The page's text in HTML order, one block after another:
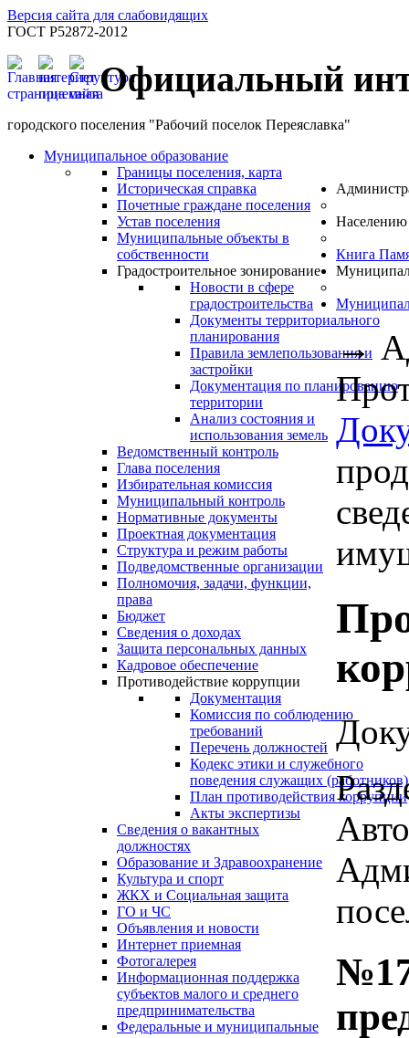
Версия сайта для слабовидящих
ГОСТ Р52872-2012
Официальный
городского поселения "Рабочий поселок Переяславка"
Муниципальное образование
Границы поселения, карта
Историческая справка
Почетные граждане поселения
Устав поселения
Муниципальные объекты в
собственности
Градостроительное зонирование
Новости в сфере
градостроительства
Документы территориального
планирования
Правила землепользования и
застройки
Документация по планированию
территории
Анализ состояния и
использования земель
Ведомственный контроль
Глава поселения
Избирательная комиссия
Муниципальный контроль
Нормативные документы
Проектная документация
Структура и режим работы
Подведомственные организации
Полномочия, задачи, функции,
права
Бюджет
Сведения о доходах
Защита персональных данных
Кадровое обеспечение
Противодействие коррупции
Документация
Комиссия по соблюдению
требований
Перечень должностей
Кодекс этики и служебного
поведения служащих (работников)
План противодействия коррупции
Акты экспертизы
Сведения о вакантных
должностях
Населению
Образование и Здравоохранение
Культура и спорт
ЖКХ и Социальная защита
ГО и ЧС
Объявления и новости
Интернет приемная
Фотогалерея
Информационная поддержка
субъектов малого и среднего
предпринимательства
Федеральные и муниципальные
Книга
→